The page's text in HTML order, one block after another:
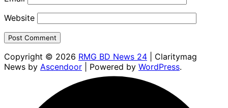
Website
Copyright © 2026 RMG BD News 24 | Claritymag
News by Ascendoor | Powered by WordPress.